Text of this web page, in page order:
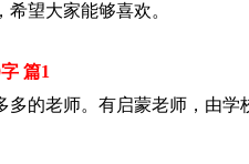
希望大家能够喜欢。
篇1
多的老师。有启蒙老师，由